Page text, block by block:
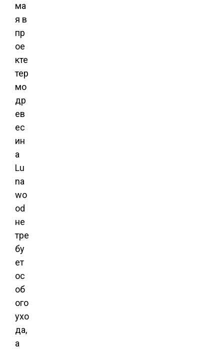
ма
я в
пр
ое
кте
тер
мо
др
ев
ес
ин
а
Lu
na
wo
od
не
тре
бу
ет
ос
об
ого
ухо
да,
а